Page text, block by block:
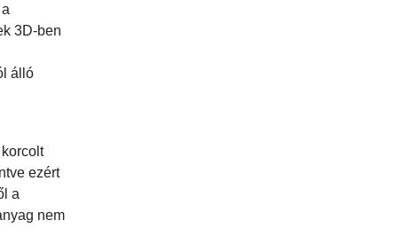
3D-ben
álló
ezért
a
nem